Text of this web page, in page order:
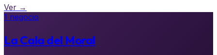
Ver →
1 negocio
La Cala del Moral